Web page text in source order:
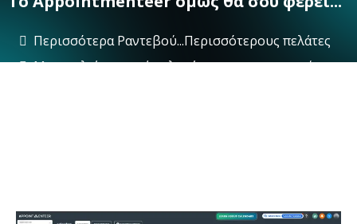
Περισσότερα Ραντεβού...Περισσότερους πελάτες
Μια ατελείωτη ροή πελατών που ανυπομονούν να